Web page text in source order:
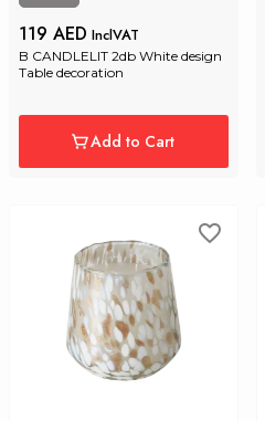
119 AED InclVAT
B CANDLELIT 2db White design
Table decoration
Add to Cart